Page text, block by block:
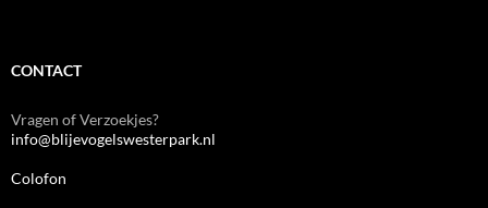
CONTACT
Vragen of Verzoekjes?
info@blijevogelswesterpark.nl
Colofon